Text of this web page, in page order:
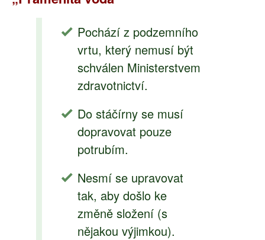
Pochází z podzemního
vrtu, který nemusí být
schválen Ministerstvem
zdravotnictví.
Do stáčírny se musí
dopravovat pouze
potrubím.
Nesmí se upravovat
tak, aby došlo ke
změně složení (s
nějakou výjimkou).